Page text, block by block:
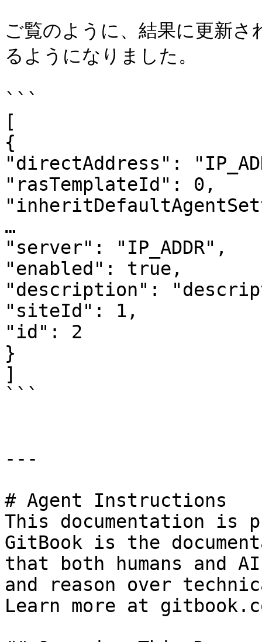
ご覧のように、結果に更新
るようになりました。
```
[
{
"directAddress":
"rasTemplateId": 0,
…
"server": "IP_ADDR",
"enabled": true,
"description":
"siteId": 1,
"id": 2
}
]
```
---
# Agent Instructions
This documentation is
GitBook is the
that both humans and
and reason over
Learn more at